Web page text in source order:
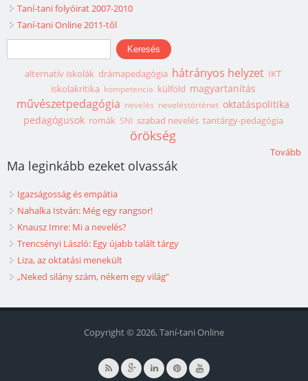
Taní-tani folyóirat 2007-2010
Taní-tani Online 2011-től
Keresés űrlap
Keresés
alternatív iskolák drámapedagógia hátrányos helyzet IKT
iskolakritika kompetencia külföld magyartanítás
művészetpedagógia nevelés neveléstörténet oktatáspolitika
pedagógusok romák SNI szabad nevelés tantárgy-pedagógia
örökség
Tovább
Ma leginkább ezeket olvassák
Igazságosság és empátia
Nahalka István: Még egy rangsor!
Knausz Imre: Mi a nevelés?
Trencsényi László: Egy újabb talált tárgy
Liza, az oktatási menekült
„Neked silány szám, nékem egy világ”
Copyright © 2026, Taní-tani Online